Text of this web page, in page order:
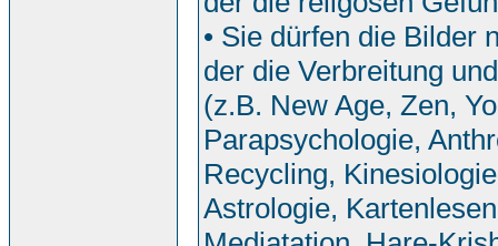
• Sie dürfen die Bilder
der die Verbreitung
(z.B. New Age, Zen,
Parapsychologie,
Recycling,
Astrologie,